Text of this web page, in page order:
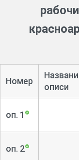
Номер
описи
оп. 1
оп. 2